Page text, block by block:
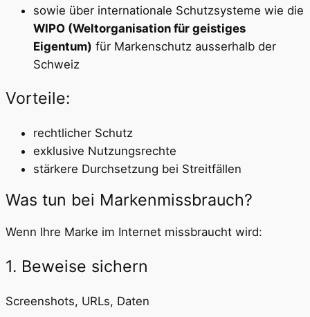
sowie über internationale Schutzsysteme wie die
WIPO (Weltorganisation für geistiges
Eigentum) für Markenschutz ausserhalb der
Schweiz
Vorteile:
rechtlicher Schutz
exklusive Nutzungsrechte
stärkere Durchsetzung bei Streitfällen
Was tun bei Markenmissbrauch?
Wenn Ihre Marke im Internet missbraucht wird:
1. Beweise sichern
Screenshots, URLs, Daten